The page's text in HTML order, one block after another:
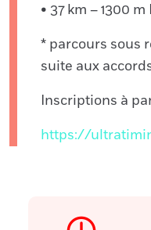
• 37 km – 1300
* parcours sous
suite aux
Inscriptions à
https://